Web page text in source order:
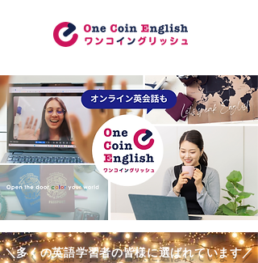
＼多くの英語学習者の皆様に選ばれています／